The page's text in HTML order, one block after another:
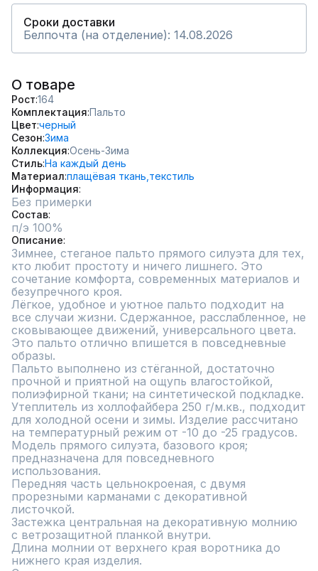
Сроки доставки
Белпочта (на отделение): 14.08.2026
О товаре
Рост 164
Комплектация Пальто
Цвет черный
Сезон Зима
Коллекция Осень-Зима
СтильНа каждый день
Материал плащёвая ткань, текстиль
Информация
Без примерки
Состав
п/э 100%
Описание
Зимнее, стеганое пальто прямого силуэта для тех,
кто любит простоту и ничего лишнего. Это
сочетание комфорта, современных материалов и
безупречного кроя.
Лёгкое, удобное и уютное пальто подходит на
все случаи жизни. Сдержанное, расслабленное, не
сковывающее движений, универсального цвета.
Это пальто отлично впишется в повседневные
образы.
Пальто выполнено из стёганной, достаточно
прочной и приятной на ощупь влагостойкой,
полиэфирной ткани; на синтетической подкладке.
Утеплитель из холлофайбера 250 г/м.кв., подходит
для холодной осени и зимы. Изделие рассчитано
на температурный режим от -10 до -25 градусов.
Модель прямого силуэта, базового кроя;
предназначена для повседневного
использования.
Передняя часть цельнокроеная, с двумя
прорезными карманами с декоративной
листочкой.
Застежка центральная на декоративную молнию
с ветрозащитной планкой внутри.
Длина молнии от верхнего края воротника до
нижнего края изделия.